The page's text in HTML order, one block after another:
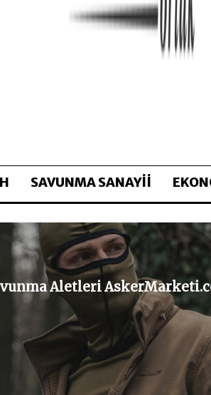
SAVUNMA SANAYİİ
Aletleri